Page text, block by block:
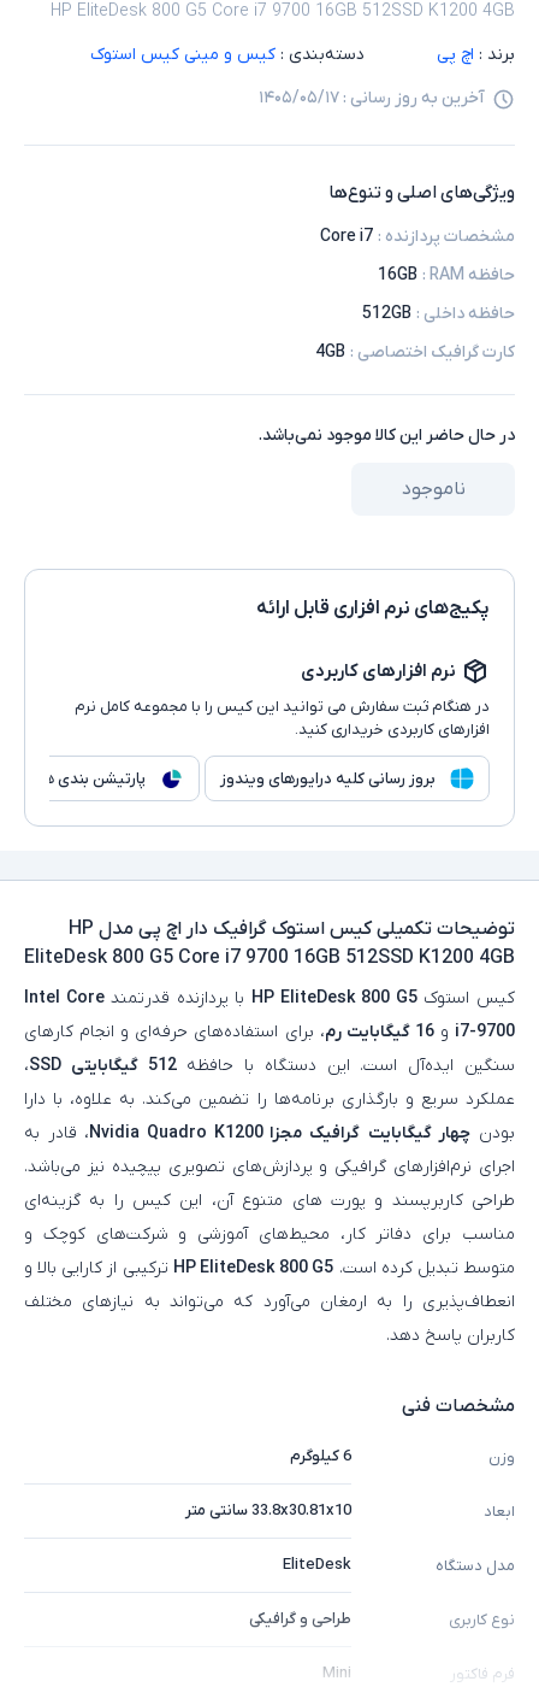
HP EliteDesk 800 G5 Core i7 9700 16GB 512SSD K1200 4GB
برند : اچ پی دسته‌بندی : کیس و مینی کیس استوک
آخرین به روز رسانی : ۱۴۰۵/۰۵/۱۷
ویژگی‌های اصلی و تنوع‌ها
مشخصات پردازنده :
Core i7
حافظه RAM
:
16GB
حافظه داخلی :
512GB
کارت گرافیک اختصاصی :
4GB
در حال حاضر این کالا موجود نمی‌باشد.
ناموجود
پکیج‌های نرم افزاری قابل ارائه
نرم افزارهای کاربردی
در هنگام ثبت سفارش می توانید این کیس را با مجموعه کامل نرم
افزارهای کاربردی خریداری کنید.
بروز رسانی کلیه درایورهای ویندوز پارتیشن بندی هارد
توضیحات تکمیلی
کیس استوک گرافیک دار اچ پی مدل HP
EliteDesk 800 G5 Core i7 9700 16GB 512SSD K1200 4GB
کیس استوکHP EliteDesk 800 G5 با پردازنده قدرتمندIntel Core
i7-9700 و16 گیگابایت رم
، برای استفاده‌های حرفه‌ای و انجام کارهای
سنگین ایده‌آل است. این دستگاه با حافظه512 گیگابایتی SSD
،
عملکرد سریع و بارگذاری برنامه‌ها را تضمین می‌کند. به علاوه، با دارا
بودن چهار گیگابایت گرافیک مجزا Nvidia Quadro K1200
، قادر به
اجرای نرم‌افزارهای گرافیکی و پردازش‌های تصویری پیچیده نیز می‌باشد.
طراحی کاربرپسند و پورت های متنوع آن، این کیس را به گزینه‌ای
مناسب برای دفاتر کار، محیط‌های آموزشی و شرکت‌های کوچک و
متوسط تبدیل کرده است. HP EliteDesk 800 G5 ترکیبی از کارایی بالا و
انعطاف‌پذیری را به ارمغان می‌آورد که می‌تواند به نیازهای مختلف
کاربران پاسخ دهد.
مشخصات فنی
وزن 6 کیلوگرم
ابعاد 33.8x30.81x10 سانتی متر
مدل دستگاه EliteDesk
نوع کاربری طراحی و گرافیکی
فرم فاکتور Mini